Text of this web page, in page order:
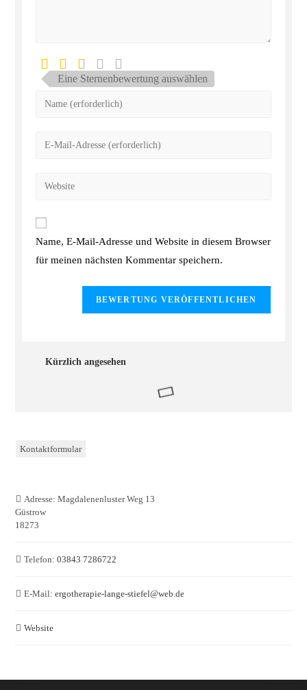
Eine Sternenbewertung auswählen
Name, E-Mail-Adresse und Website in diesem Browser
für meinen nächsten Kommentar speichern.
Kürzlich angesehen
Kontaktformular
Adresse: Magdalenenluster Weg 13
Güstrow
18273
Telefon: 03843 7286722
E-Mail: ergotherapie-lange-stiefel@web.de
Website